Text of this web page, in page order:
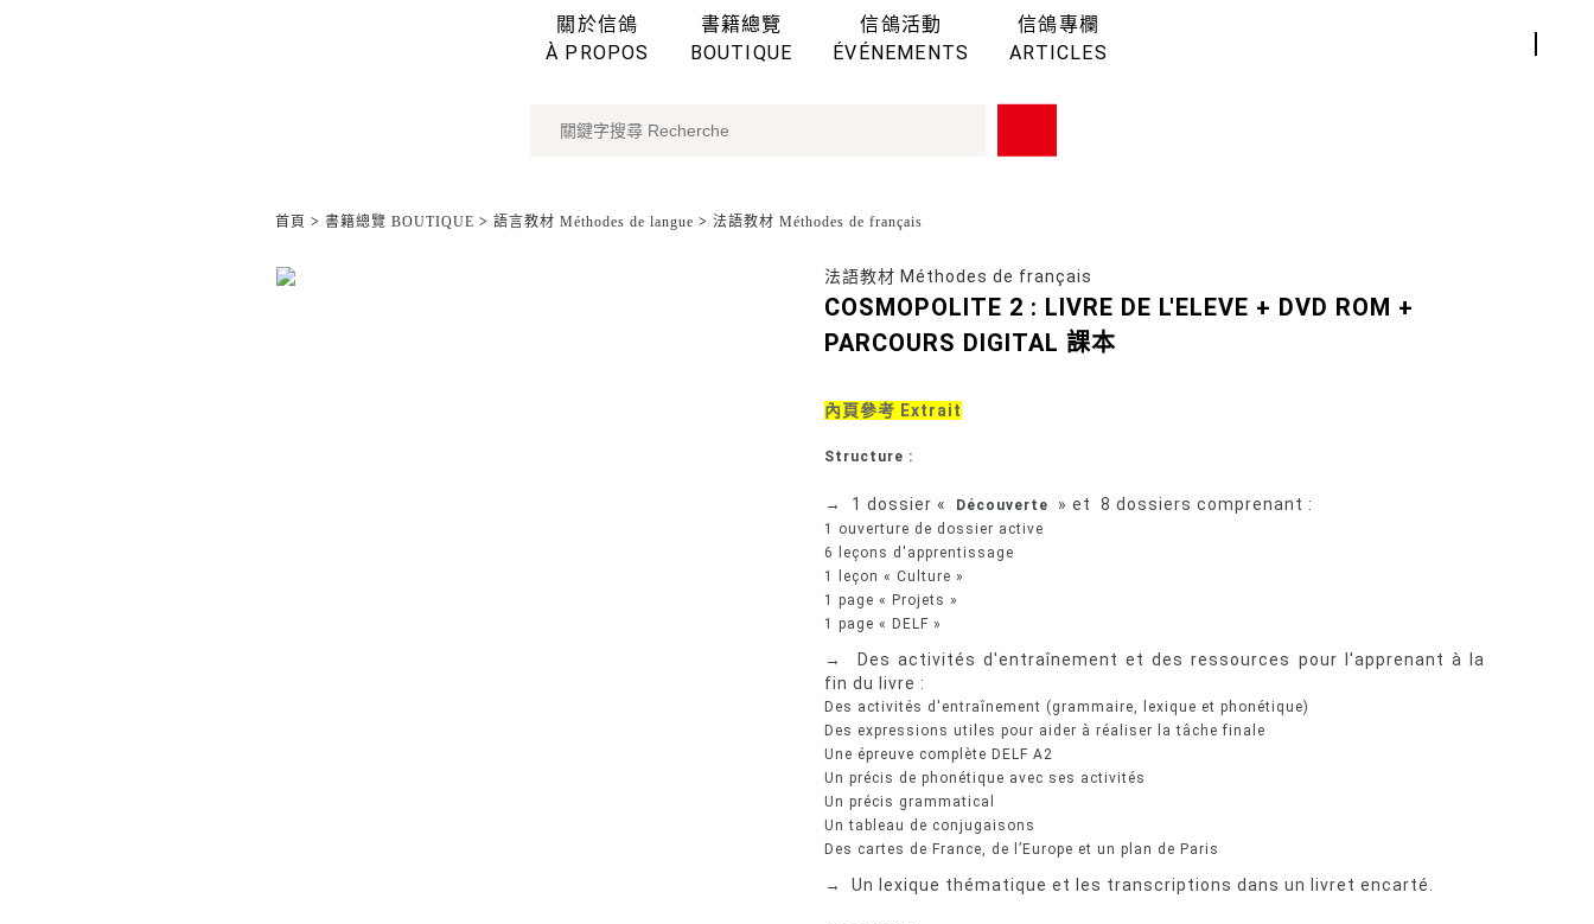
關於信鴿
À PROPOS
書籍總覽
BOUTIQUE
信鴿活動
ÉVÉNEMENTS
信鴿專欄
ARTICLES
首頁 > 書籍總覽 BOUTIQUE > 語言教材 Méthodes de langue > 法語教材 Méthodes de français
法語教材 Méthodes de français
COSMOPOLITE 2 : LIVRE DE L'ELEVE + DVD ROM +
PARCOURS DIGITAL 課本
內頁參考 Extrait
Structure :
→ 1 dossier « Découverte » et 8 dossiers comprenant :
1 ouverture de dossier active
6 leçons d'apprentissage
1 leçon « Culture »
1 page « Projets »
1 page « DELF »
→
Des activités d'entraînement et des ressources pour l'apprenant à la
fin du livre :
Des activités d'entraînement (grammaire, lexique et phonétique)
Des expressions utiles pour aider à réaliser la tâche finale
Une épreuve complète DELF A2
Un précis de phonétique avec ses activités
Un précis grammatical
Un tableau de conjugaisons
Des cartes de France, de l’Europe et un plan de Paris
→ Un lexique thématique et les transcriptions dans un livret encarté.